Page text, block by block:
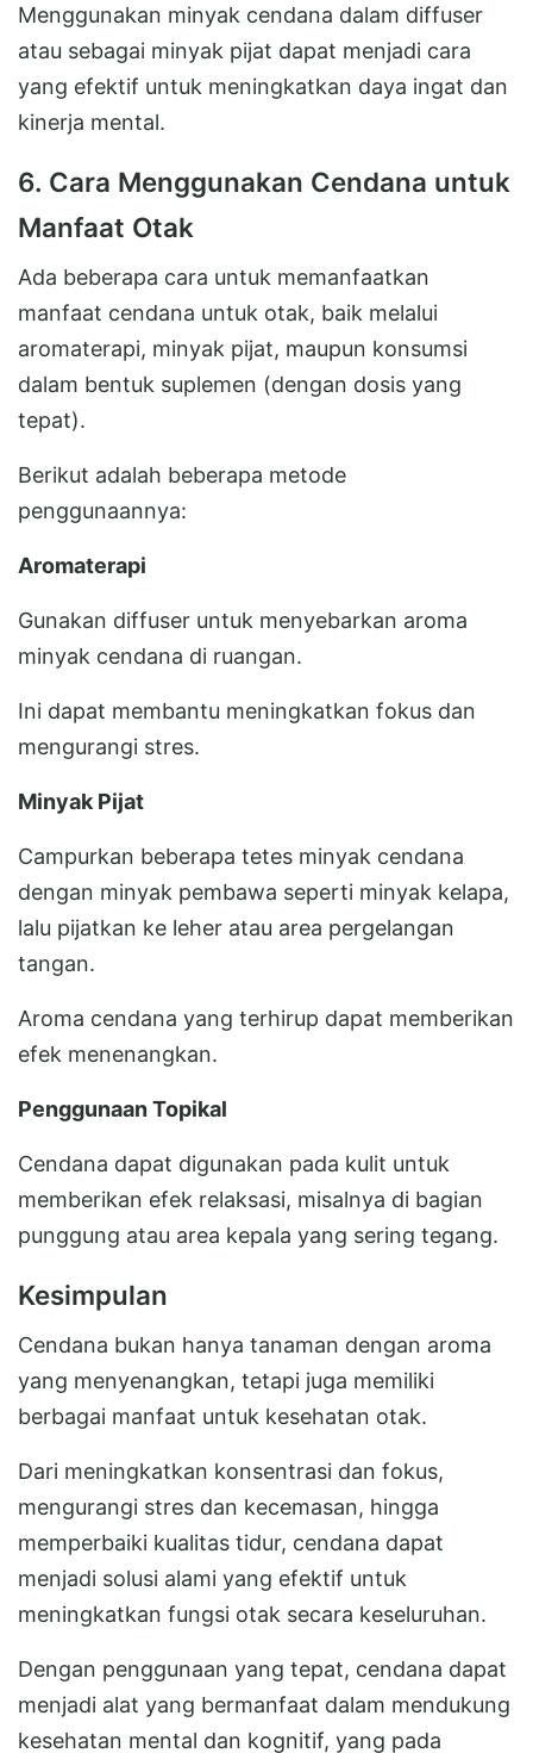
Menggunakan minyak cendana dalam diffuser
atau sebagai minyak pijat dapat menjadi cara
yang efektif untuk meningkatkan daya ingat dan
kinerja mental.
6. Cara Menggunakan Cendana untuk
Manfaat Otak
Ada beberapa cara untuk memanfaatkan
manfaat cendana untuk otak, baik melalui
aromaterapi, minyak pijat, maupun konsumsi
dalam bentuk suplemen (dengan dosis yang
tepat).
Berikut adalah beberapa metode
penggunaannya:
Aromaterapi
Gunakan diffuser untuk menyebarkan aroma
minyak cendana di ruangan.
Ini dapat membantu meningkatkan fokus dan
mengurangi stres.
Minyak Pijat
Campurkan beberapa tetes minyak cendana
dengan minyak pembawa seperti minyak kelapa,
lalu pijatkan ke leher atau area pergelangan
tangan.
Aroma cendana yang terhirup dapat memberikan
efek menenangkan.
Penggunaan Topikal
Cendana dapat digunakan pada kulit untuk
memberikan efek relaksasi, misalnya di bagian
punggung atau area kepala yang sering tegang.
Kesimpulan
Cendana bukan hanya tanaman dengan aroma
yang menyenangkan, tetapi juga memiliki
berbagai manfaat untuk kesehatan otak.
Dari meningkatkan konsentrasi dan fokus,
mengurangi stres dan kecemasan, hingga
memperbaiki kualitas tidur, cendana dapat
menjadi solusi alami yang efektif untuk
meningkatkan fungsi otak secara keseluruhan.
Dengan penggunaan yang tepat, cendana dapat
menjadi alat yang bermanfaat dalam mendukung
kesehatan mental dan kognitif, yang pada